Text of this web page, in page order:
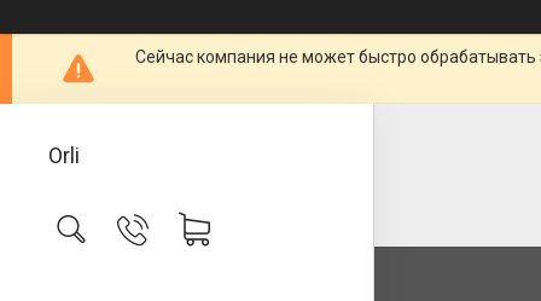
Сейчас компания не может быстро
Orli